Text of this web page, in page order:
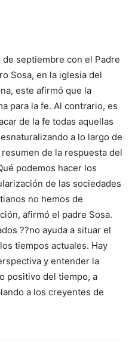
septiembre con el Padre
Sosa, en la iglesia del
este afirmó que la
para la fe. Al contrario, es
de la fe todas aquellas
a lo largo de
de la respuesta del
podemos hacer los
de las sociedades
no hemos de
afirmó el padre Sosa.
??no ayuda a situar el
tiempos actuales. Hay
y entender la
positivo del tiempo, a
a los creyentes de